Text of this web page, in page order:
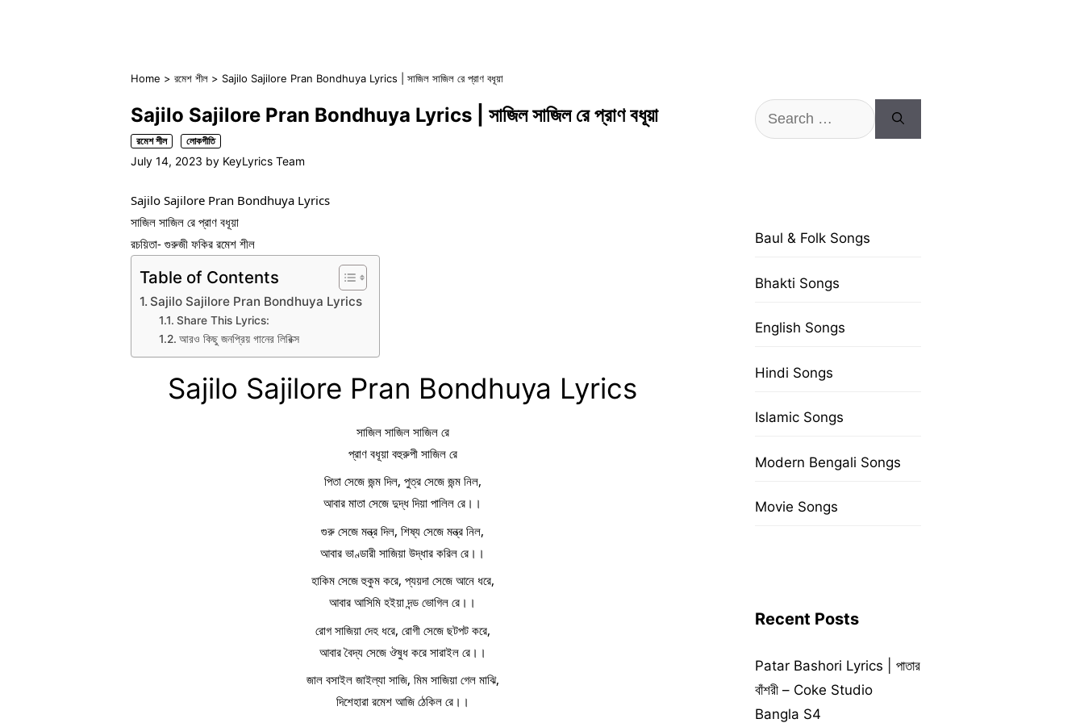
Home > রমেশ শীল > Sajilo Sajilore Pran Bondhuya Lyrics | সাজিল সাজিল রে প্রাণ বধূয়া
Sajilo Sajilore Pran Bondhuya Lyrics | সাজিল সাজিল রে প্রাণ বধূয়া
রমেশ শীল লোকগীতি
July 14, 2023 by KeyLyrics Team
Sajilo Sajilore Pran Bondhuya Lyrics
সাজিল সাজিল রে প্রাণ বধূয়া
রচয়িতা- গুরুজী ফকির রমেশ শীল
Table of Contents
Sajilo Sajilore Pran Bondhuya Lyrics
Share This Lyrics:
আরও কিছু জনপ্রিয় গানের লিরিক্স
Sajilo Sajilore Pran Bondhuya Lyrics
সাজিল সাজিল সাজিল রে
প্রাণ বধূয়া বহুরুপী সাজিল রে
পিতা সেজে জন্ম দিল, পুত্র সেজে জন্ম নিল,
আবার মাতা সেজে দুদ্ধ দিয়া পালিল রে।।
গুরু সেজে মন্ত্র দিল, শিষ্য সেজে মন্ত্র নিল,
আবার ভাণ্ডারী সাজিয়া উদ্ধার করিল রে।।
হাকিম সেজে হুকুম করে, প্যয়দা সেজে আনে ধরে,
আবার আসিমি হইয়া দন্ড ভোগিল রে।।
রোগ সাজিয়া দেহ ধরে, রোগী সেজে ছটপট করে,
আবার বৈদ্য সেজে ঔষুধ করে সারাইল রে।।
জাল বসাইল জাইল্যা সাজি, মিম সাজিয়া গেল মাঝি,
দিশেহারা রমেশ আজি ঠেকিল রে।।
Search
for:
Baul & Folk Songs
Bhakti Songs
English Songs
Hindi Songs
Islamic Songs
Modern Bengali Songs
Movie Songs
Recent Posts
Patar Bashori Lyrics | পাতার
বাঁশরী – Coke Studio
Bangla S4